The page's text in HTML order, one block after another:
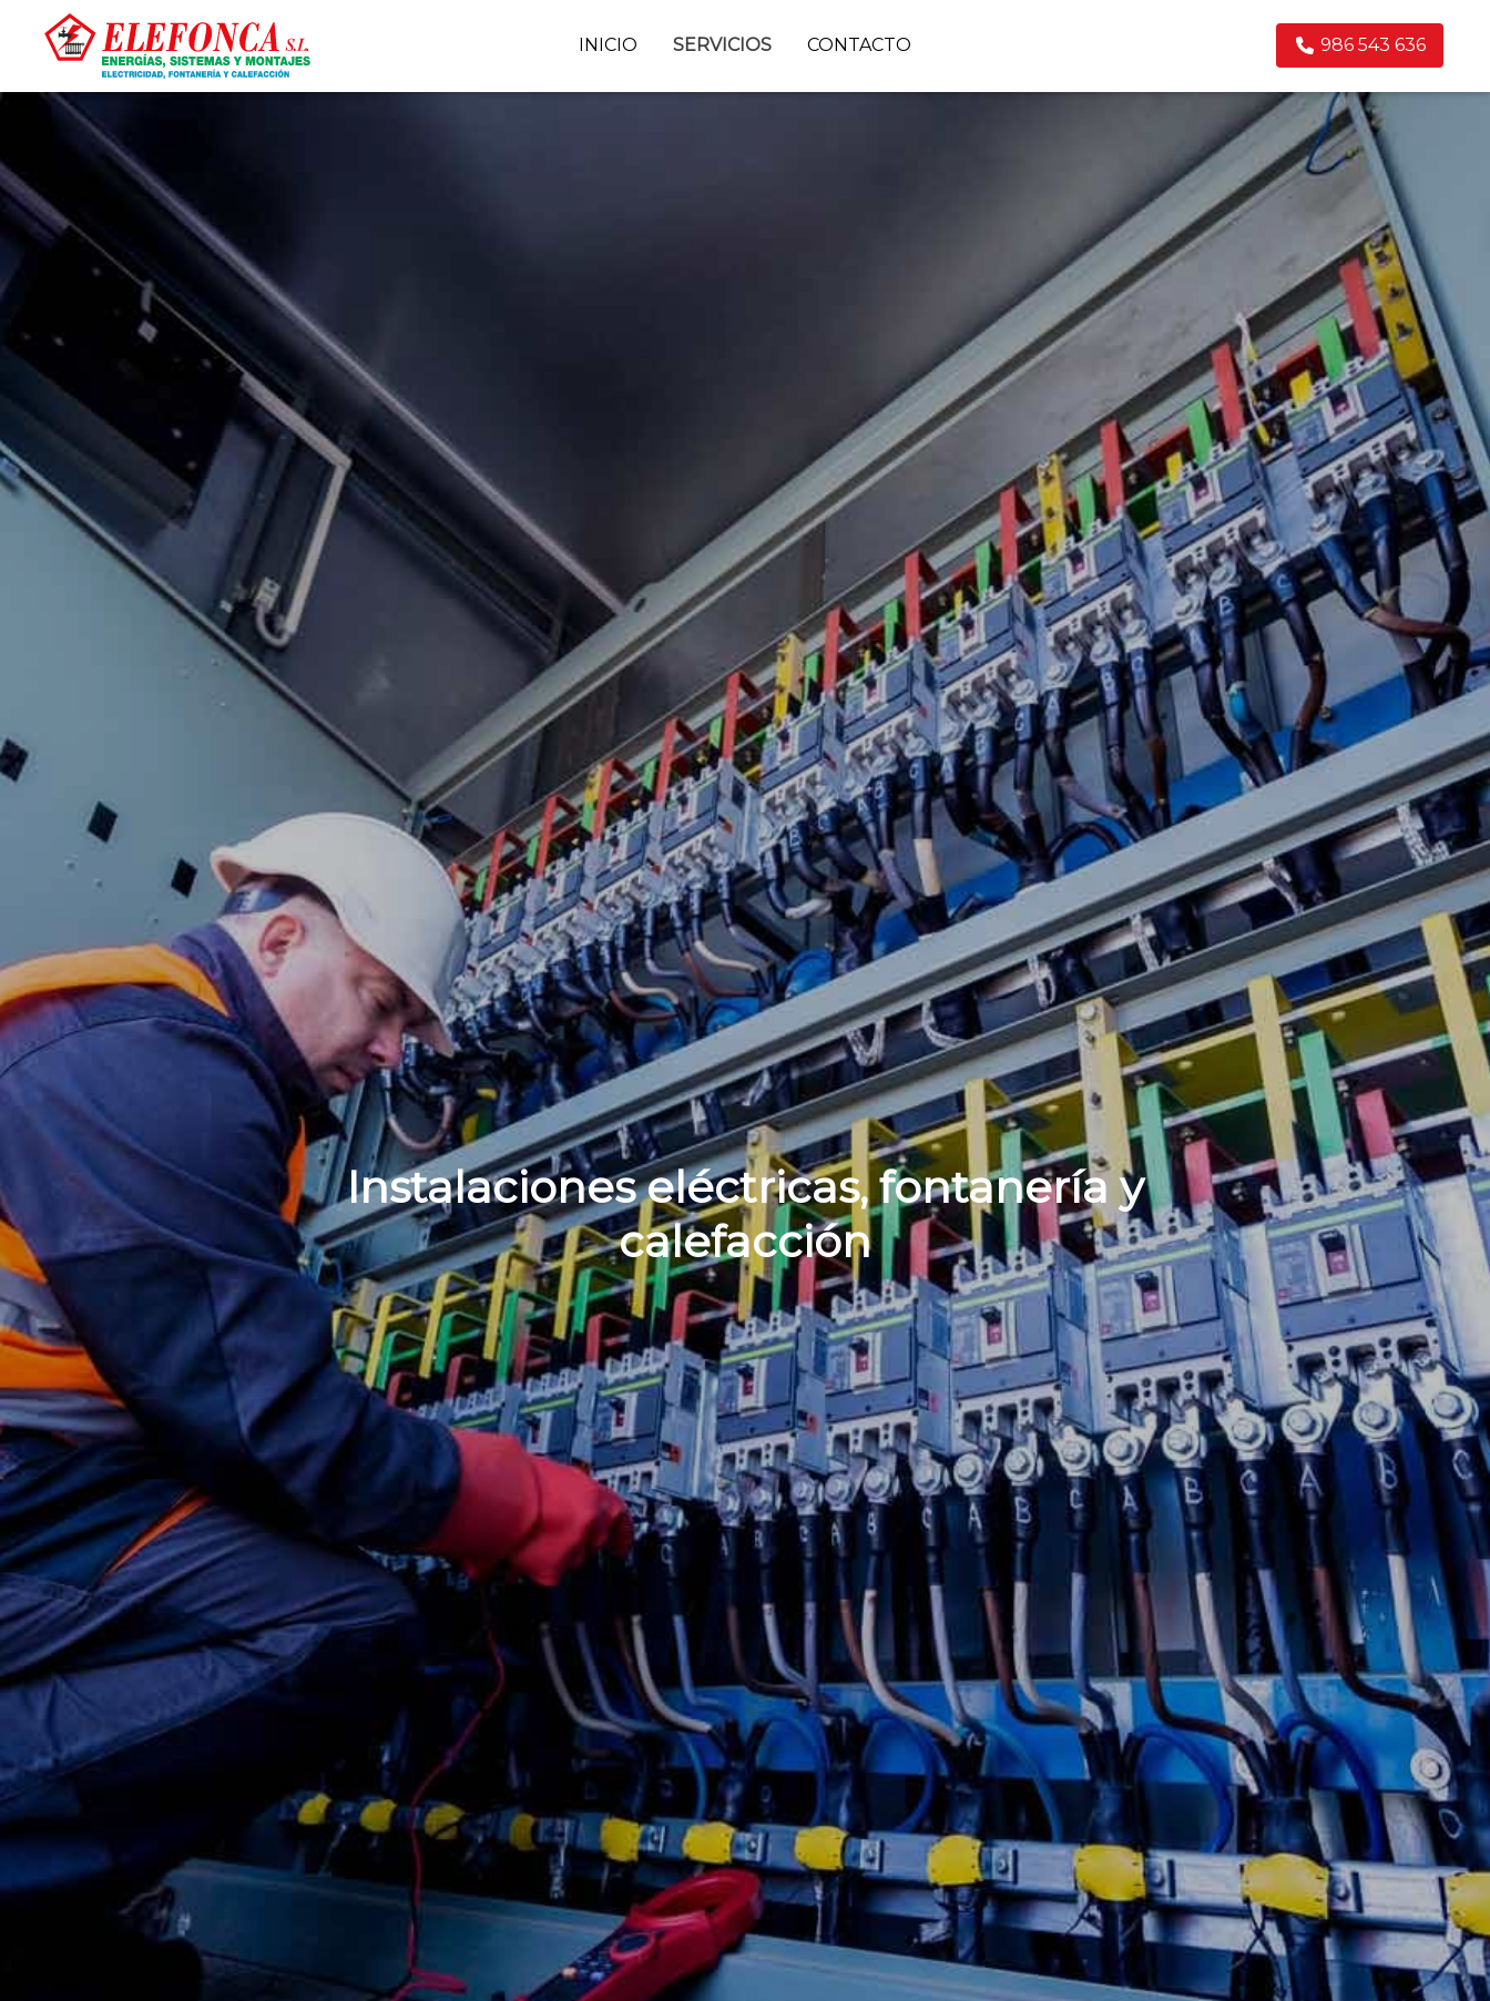
INICIO SERVICIOS CONTACTO 986 543 636
Instalaciones eléctricas, fontanería y
calefacción